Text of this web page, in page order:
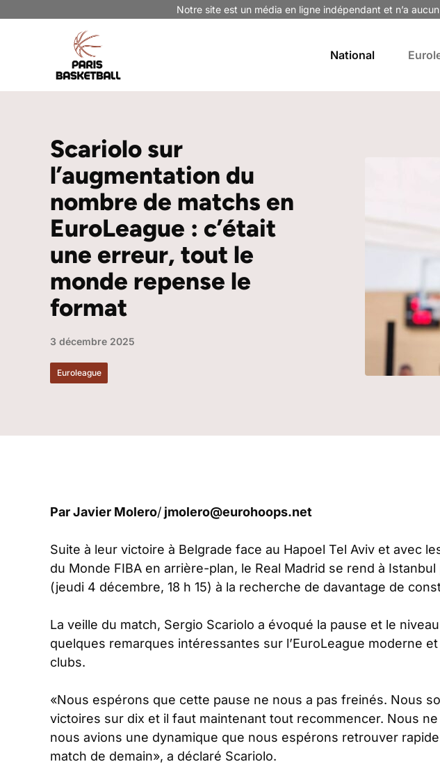
Notre site est un média en ligne indépendant et n’a
National
Scariolo sur
l’augmentation du
nombre de matchs en
EuroLeague : c’était
une erreur, tout le
monde repense le
format
3 décembre 2025
Euroleague
ParJavier Molero/ jmolero@eurohoops.net
Suite à leur victoire à Belgrade face au Hapoel Tel Aviv et avec
du Monde FIBA en arrière-plan, le Real Madrid se rend à
(jeudi 4 décembre, 18 h 15) à la recherche de davantage de
La veille du match, Sergio Scariolo a évoqué la pause et le
quelques remarques intéressantes sur l’EuroLeague moderne
clubs.
«Nous espérons que cette pause ne nous a pas freinés. Nous
victoires sur dix et il faut maintenant tout recommencer. Nous
nous avions une dynamique que nous espérons retrouver
match de demain», a déclaré Scariolo.